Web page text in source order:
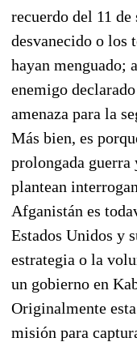
recuerdo del 11 de
desvanecido o los
hayan menguado;
enemigo
amenaza para la
Más bien, es
prolongada guerra
plantean
Afganistán es
Estados Unidos y
estrategia o la
un gobierno en
Originalmente
misión para